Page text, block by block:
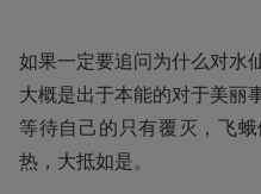
如果一定要追问为什么对水
大概是出于本能的对于美丽
等待自己的只有覆灭，飞
热，大抵如是。